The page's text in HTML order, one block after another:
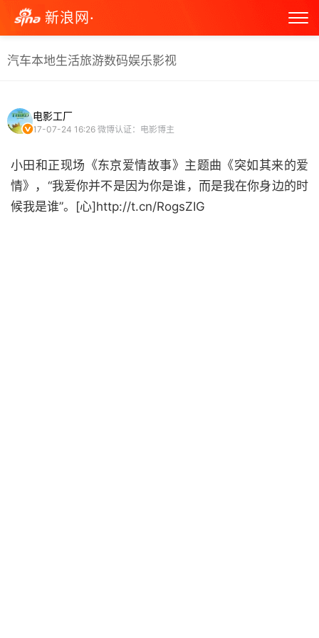
新浪网·
汽车本地生活旅游数码娱乐影视
电影工厂
17-07-24 16:26 微博认证：电影博主
小田和正现场《东京爱情故事》主题曲《突如其来的爱
情》，“我爱你并不是因为你是谁，而是我在你身边的时
候我是谁”。[心]http://t.cn/RogsZIG ​